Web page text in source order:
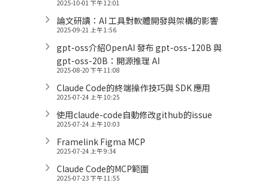
2025-10-01 下午 12:01
論文研讀：AI 工具對軟體開發與架構的影響
2025-09-21 上午 1:56
gpt-oss介紹OpenAI 發布 gpt-oss-120B 與
gpt-oss-20B：開源推理 AI
2025-08-20 下午 11:08
Claude Code的終端操作技巧與 SDK 應用
2025-07-24 上午 10:25
使用claude-code自動修改github的issue
2025-07-24 上午 10:03
Framelink Figma MCP
2025-07-24 上午 9:34
Claude Code的MCP範圍
2025-07-23 下午 11:55